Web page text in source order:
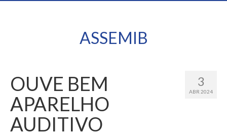
ASSEMIB
3
ABR 2024
OUVE BEM
APARELHO
AUDITIVO